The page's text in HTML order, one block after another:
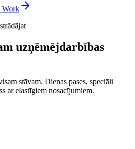
Work
uzņēmējdarbības
stāvam. Dienas pases, speciāli
ar elastīgiem nosacījumiem.